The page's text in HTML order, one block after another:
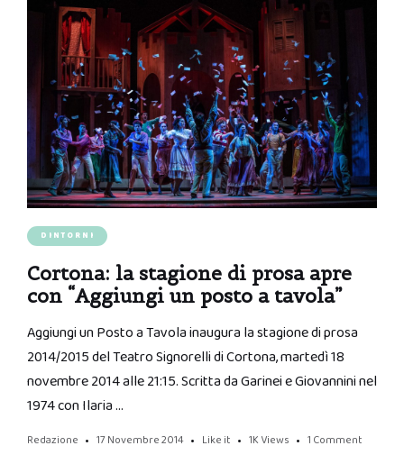
DINTORNI
Cortona: la stagione di prosa apre
con “Aggiungi un posto a tavola”
Aggiungi un Posto a Tavola inaugura la stagione di prosa
2014/2015 del Teatro Signorelli di Cortona, martedì 18
novembre 2014 alle 21:15. Scritta da Garinei e Giovannini nel
1974 con Ilaria …
Redazione 17 Novembre 2014 Like it 1K Views 1 Comment